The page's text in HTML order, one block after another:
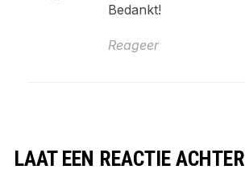
Bedankt!
Reageer
LAAT EEN REACTIE ACHTER